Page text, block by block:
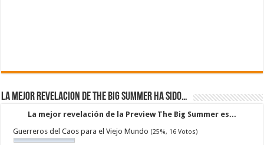
La mejor revelacion de The Big Summer ha sido…
La mejor revelación de la Preview The Big Summer es...
Guerreros del Caos para el Viejo Mundo (25%, 16 Votos)